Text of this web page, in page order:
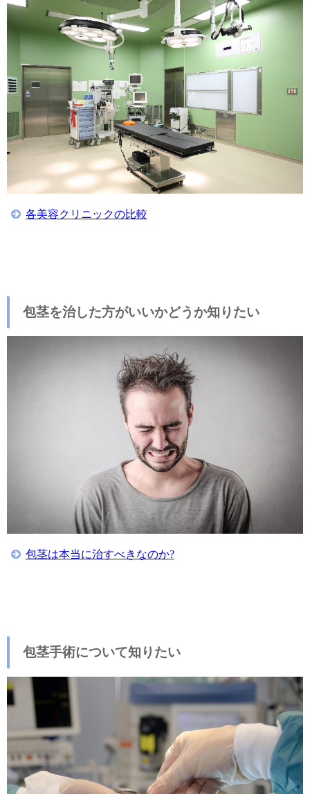
各美容クリニックの比較
包茎を治した方がいいかどうか知りたい
包茎は本当に治すべきなのか?
包茎手術について知りたい